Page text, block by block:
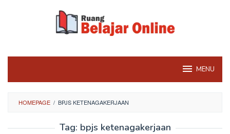
MENU
HOMEPAGE / BPJS KETENAGAKERJAAN
Tag: bpjs ketenagakerjaan